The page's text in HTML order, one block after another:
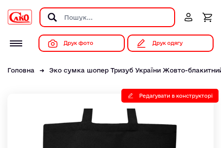
Друк фото Друк одягу
Головна Эко сумка шопер Тризуб України Жовто-
Редагувати в конструкторі